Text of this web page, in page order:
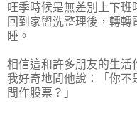
旺季時候是無差別上下班
回到家盥洗整理後，轉
睡。
相信這和許多朋友的生活
我好奇地問他說：「你不
間作股票？」